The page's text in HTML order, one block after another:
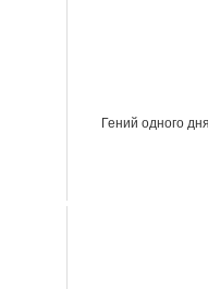
Гений одного дня